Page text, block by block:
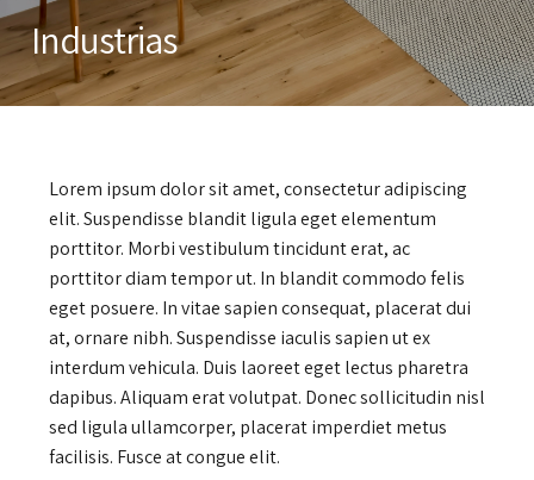
Industrias
Lorem ipsum dolor sit amet, consectetur adipiscing
elit. Suspendisse blandit ligula eget elementum
porttitor. Morbi vestibulum tincidunt erat, ac
porttitor diam tempor ut. In blandit commodo felis
eget posuere. In vitae sapien consequat, placerat dui
at, ornare nibh. Suspendisse iaculis sapien ut ex
interdum vehicula. Duis laoreet eget lectus pharetra
dapibus. Aliquam erat volutpat. Donec sollicitudin nisl
sed ligula ullamcorper, placerat imperdiet metus
facilisis. Fusce at congue elit.